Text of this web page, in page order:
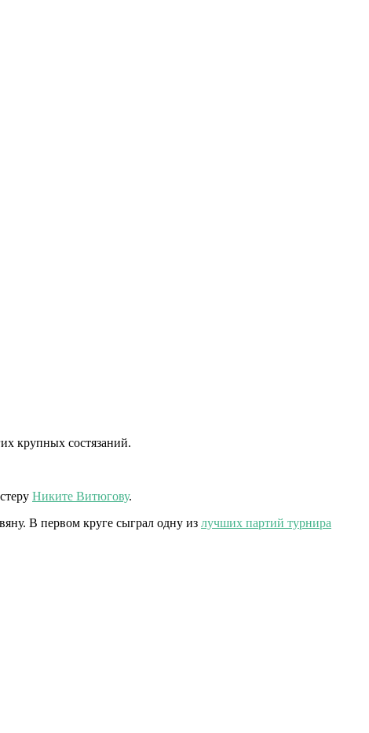
крупных состязаний.
Никите Витюгову.
В первом круге сыграл одну из лучших партий турнира